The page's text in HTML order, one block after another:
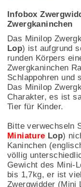
Infobox
Zwergkaninchen
Das Minilop
Lop) ist aufgrund
runden Körpers
Zwergkaninchen
Schlappohren und
Das Minilop
Charakter, es ist
Tier für Kinder.
Bitte verwechseln
Miniature Lop)
Kaninchen
völlig
Gewicht des Mini-
bis 1,7kg, er ist
Zwergwidder (Mini